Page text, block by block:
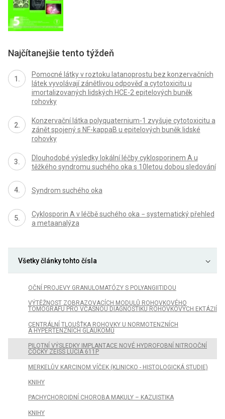
Najčítanejšie tento týždeň
Pomocné látky v roztoku latanoprostu bez konzervačních
látek vyvolávají zánětlivou odpověď a cytotoxicitu u
imortalizovaných lidských HCE-2 epitelových buněk
rohovky
Konzervační látka polyquaternium-1 zvyšuje cytotoxicitu a
zánět spojený s NF-kappaB u epitelových buněk lidské
rohovky
Dlouhodobé výsledky lokální léčby cyklosporinem A u
těžkého syndromu suchého oka s 10letou dobou sledování
Syndrom suchého oka
Cyklosporin A v léčbě suchého oka − systematický přehled
a metaanalýza
Všetky články tohto čísla
OČNÍ PROJEVY GRANULOMATÓZY S POLYANGIITIDOU
VÝTĚŽNOST ZOBRAZOVACÍCH MODULŮ ROHOVKOVÉHO
TOMOGRAFU PRO VČASNOU DIAGNOSTIKU ROHOVKOVÝCH EKTÁZIÍ
CENTRÁLNÍ TLOUŠŤKA ROHOVKY U NORMOTENZNÍCH
A HYPERTENZNÍCH GLAUKOMŮ
PILOTNÍ VÝSLEDKY IMPLANTACE NOVÉ HYDROFOBNÍ NITROOČNÍ
ČOČKY ZEISS LUCIA 611P
MERKELŮV KARCINOM VÍČEK (KLINICKO - HISTOLOGICKÁ STUDIE)
KNIHY
PACHYCHOROIDNÍ CHOROBA MAKULY – KAZUISTIKA
KNIHY